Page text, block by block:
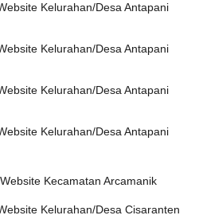
Kelurahan/Desa Antapani
Kelurahan/Desa Antapani
Kelurahan/Desa Antapani
Kelurahan/Desa Antapani
Kecamatan Arcamanik
Kelurahan/Desa Cisaranten